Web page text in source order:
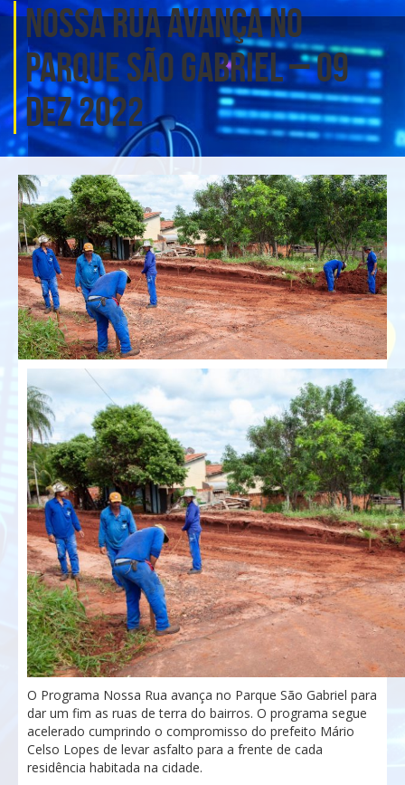
Nossa Rua avança no
Parque São Gabriel – 09
DEZ 2022
O Programa Nossa Rua avança no Parque São Gabriel para
dar um fim as ruas de terra do bairros. O programa segue
acelerado cumprindo o compromisso do prefeito Mário
Celso Lopes de levar asfalto para a frente de cada
residência habitada na cidade.